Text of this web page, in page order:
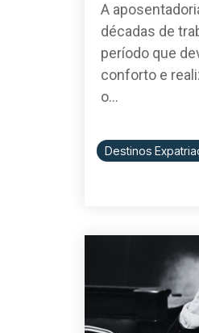
A
décadas de
período que
conforto e
o...
Destinos